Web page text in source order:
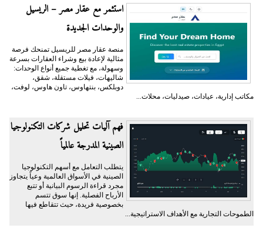
استثمر مع عقار مصر – الريسيل
والوحدات الجديدة
منصة عقار مصر للريسيل تمنحك فرصة
مثالية لإعادة بيع وشراء العقارات بسرعة
وسهولة، مع تغطية جميع أنواع الوحدات:
شاليهات، فيلات مستقلة، شقق،
دوبلكس، بنتهاوس، تاون هاوس، لوفت،
مكاتب إدارية، عيادات، صيدليات، محلات...
فهم آليات تحليل شركات التكنولوجيا
الصينية المدرجة عالمياً
يتطلب التعامل مع أسهم التكنولوجيا
الصينية في الأسواق العالمية وعياً يتجاوز
مجرد قراءة الرسوم البيانية أو تتبع
الأرباح الفصلية. إنها سوق تتسم
بخصوصية فريدة، حيث تتقاطع فيها
الطموحات التجارية مع الأهداف الاستراتيجية...